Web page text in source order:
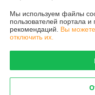
Полная версия сайта
Политика обработки
Сайт создан на
Мы используем файлы
пользователей портала
рекомендаций. Вы
отключить их.